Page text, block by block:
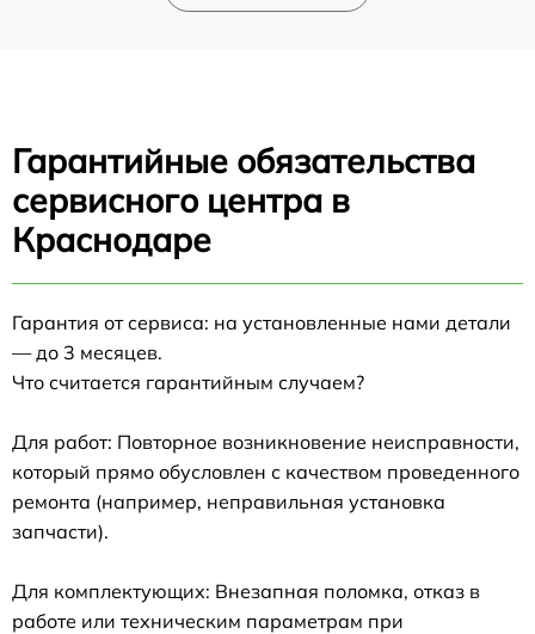
Гарантийные обязательства
сервисного центра в
Краснодаре
Гарантия от сервиса: на установленные нами детали
— до 3 месяцев.
Что считается гарантийным случаем?
Для работ: Повторное возникновение неисправности,
который прямо обусловлен с качеством проведенного
ремонта (например, неправильная установка
запчасти).
Для комплектующих: Внезапная поломка, отказ в
работе или техническим параметрам при